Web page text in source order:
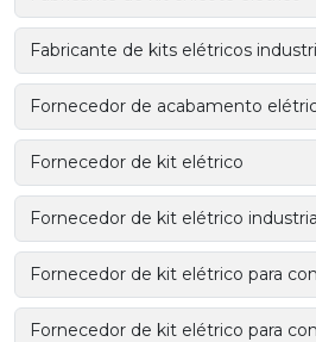
Fabricante de kits elétricos
Fornecedor de acabamento
Fornecedor de kit elétrico
Fornecedor de kit elétrico
Fornecedor de kit elétrico para
Fornecedor de kit elétrico para